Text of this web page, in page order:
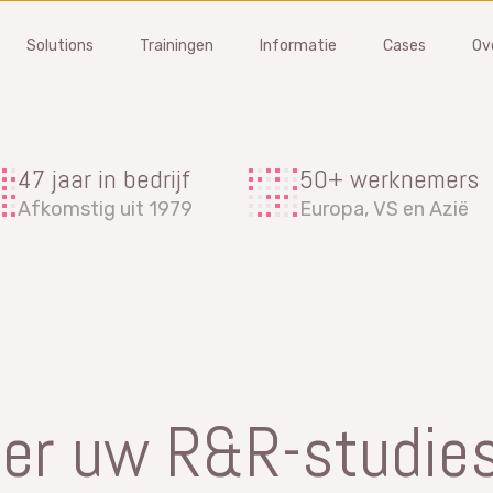
FMEA
problemen en verminder
MSA
Beheer gages en leveranciers
Solutions Trainingen Informatie Cases
47 jaar in bedrijf
Afkomstig uit 1979
50+ werknemers
Europa, VS en Azië
uw R&R-